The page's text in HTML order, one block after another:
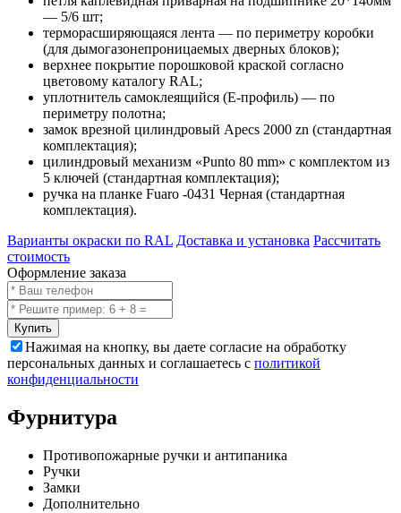
— 5/6 шт;
терморасширяющаяся лента — по периметру коробки
(для дымогазонепроницаемых дверных блоков);
верхнее покрытие порошковой краской согласно
цветовому каталогу RAL;
уплотнитель самоклеящийся (E-профиль) — по
периметру полотна;
замок врезной цилиндровый Apecs 2000 zn (стандартная
комплектация);
цилиндровый механизм «Punto 80 mm» с комплектом из
5 ключей (стандартная комплектация);
ручка на планке Fuaro -0431 Черная (стандартная
комплектация).
Варианты окраски по RAL Доставка и установка Рассчитать
стоимость
Оформление заказа
Купить
Нажимая на кнопку, вы даете согласие на обработку
персональных данных и соглашаетесь с политикой
конфиденциальности
Фурнитура
Противопожарные ручки и антипаника
Ручки
Замки
Дополнительно